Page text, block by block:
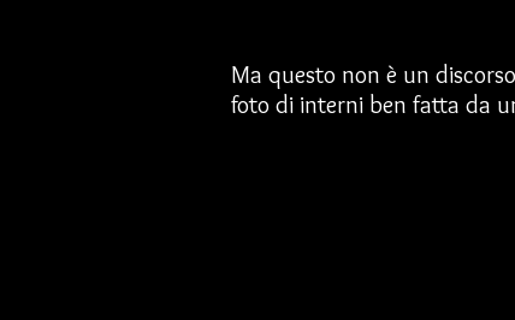
Ma questo non è un
foto di interni ben fatta da